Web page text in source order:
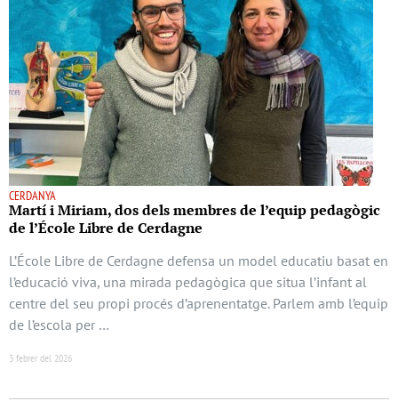
CERDANYA
Martí i Miriam, dos dels membres de l’equip pedagògic
de l’École Libre de Cerdagne
L’École Libre de Cerdagne defensa un model educatiu basat en
l’educació viva, una mirada pedagògica que situa l’infant al
centre del seu propi procés d’aprenentatge. Parlem amb l’equip
de l’escola per …
3 febrer del 2026